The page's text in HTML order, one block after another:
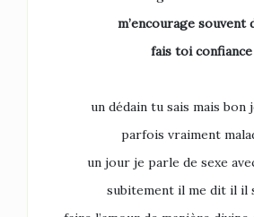
m’encourage souvent
fais toi confiance
un dédain tu sais mais bon
parfois vraiment
un jour je parle de sexe
subitement il me dit il il